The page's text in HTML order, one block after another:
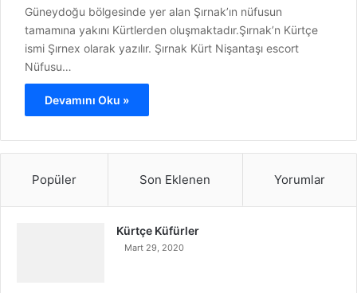
Güneydoğu bölgesinde yer alan Şırnak’ın nüfusun
tamamına yakını Kürtlerden oluşmaktadır.Şırnak’n Kürtçe
ismi Şırnex olarak yazılır. Şırnak Kürt Nişantaşı escort
Nüfusu…
Devamını Oku »
Popüler Son Eklenen Yorumlar
Kürtçe Küfürler
Mart 29, 2020